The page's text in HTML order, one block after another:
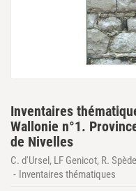
Inventaires
Wallonie n°1.
de Nivelles
C. d'Ursel, LF Genicot, R.
Inventaires thématiques